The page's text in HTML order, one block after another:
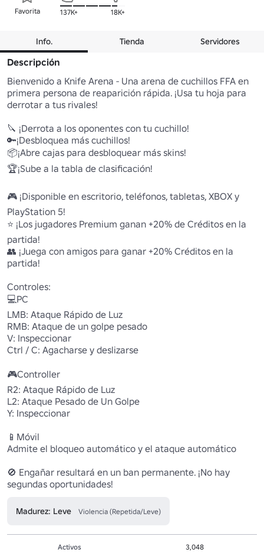
Favorita 137K+ 18K+
Info. Tienda Servidores
Descripción
Bienvenido a Knife Arena - Una arena de cuchillos FFA en
primera persona de reaparición rápida. ¡Usa tu hoja para
derrotar a tus rivales!
🔪 ¡Derrota a los oponentes con tu cuchillo!
🔑¡Desbloquea más cuchillos!
📦¡Abre cajas para desbloquear más skins!
🏆¡Sube a la tabla de clasificación!
🎮 ¡Disponible en escritorio, teléfonos, tabletas, XBOX y
PlayStation 5!
⭐ ¡Los jugadores Premium ganan +20% de Créditos en la
partida!
👥 ¡Juega con amigos para ganar +20% Créditos en la
partida!
Controles:
💻PC
LMB: Ataque Rápido de Luz
RMB: Ataque de un golpe pesado
V: Inspeccionar
Ctrl / C: Agacharse y deslizarse
🎮Controller
R2: Ataque Rápido de Luz
L2: Ataque Pesado de Un Golpe
Y: Inspeccionar
📱Móvil
Admite el bloqueo automático y el ataque automático
🚫 Engañar resultará en un ban permanente. ¡No hay
segundas oportunidades!
Madurez: Leve Violencia (Repetida/Leve)
Activos
3,048